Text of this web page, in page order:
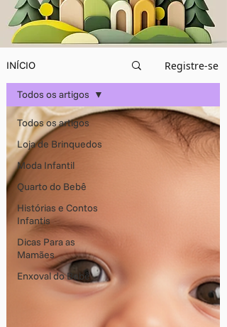
INÍCIO Registre-se
Todos os artigos
Loja de Brinquedos
Moda Infantil
Quarto do Bebê
Histórias e Contos
Infantis
Dicas Para as
Mamães
Enxoval do Bebê
Todos os artigos